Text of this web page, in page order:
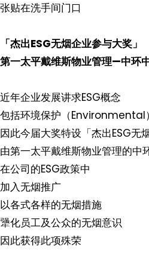
张贴在洗手间门口
「杰出ESG无烟企业参与大奖」
第一太平戴维斯物业管理—中环
近年企业发展讲求ESG概念
包括环境保护（
因此今届大奖特设「杰出ESG无
由第一太平戴维斯物业管理的中
在公司的ESG政策中
加入无烟推广
以各式各样的无烟措施
犟化员工及公众的无烟意识
因此获得此项殊荣